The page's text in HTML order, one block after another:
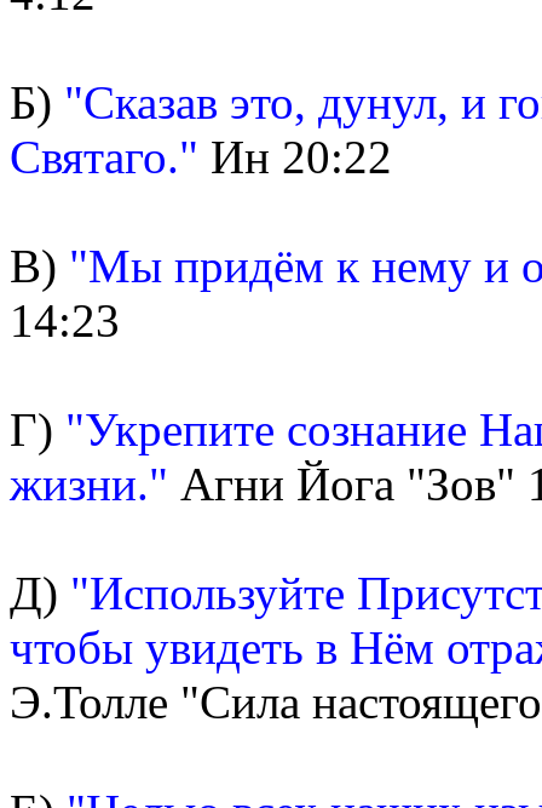
Б) "Сказав это, дунул, и
Святаго." Ин 20:22
В) "Мы придём к нему и
14:23
Г) "Укрепите сознание
жизни." Агни Йога "Зов"
Д) "Используйте
чтобы увидеть в Нём
Э.Толле "Сила